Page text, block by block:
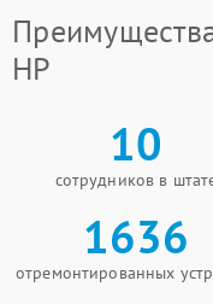
HP
10
сотрудников в
1636
отремонтированных